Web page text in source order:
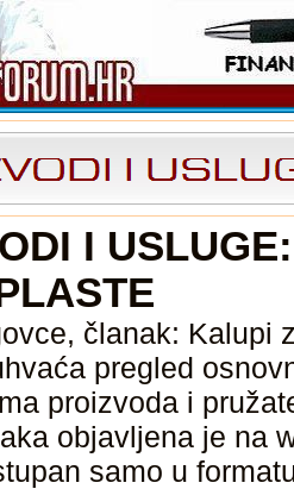
I
članak: Kalupi
pregled
proizvoda i
objavljena je na
samo u